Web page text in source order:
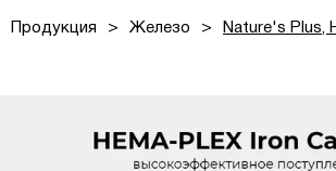
Продукция > Железо > Nature's Plus,